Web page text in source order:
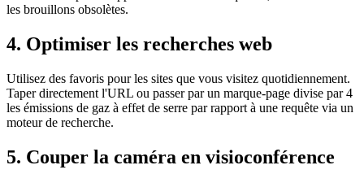
les brouillons obsolètes.
4. Optimiser les recherches web
Utilisez des favoris pour les sites que vous visitez quotidiennement.
Taper directement l'URL ou passer par un marque-page divise par 4
les émissions de gaz à effet de serre par rapport à une requête via un
moteur de recherche.
5. Couper la caméra en visioconférence